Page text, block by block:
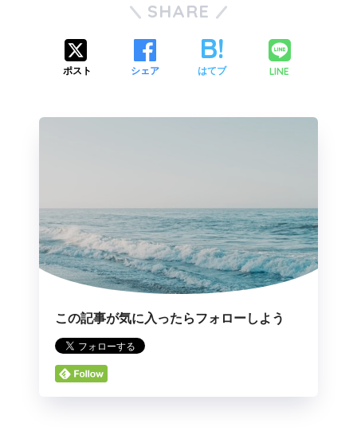
SHARE
ポスト シェア はてブ LINE
この記事が気に入ったらフォローしよう